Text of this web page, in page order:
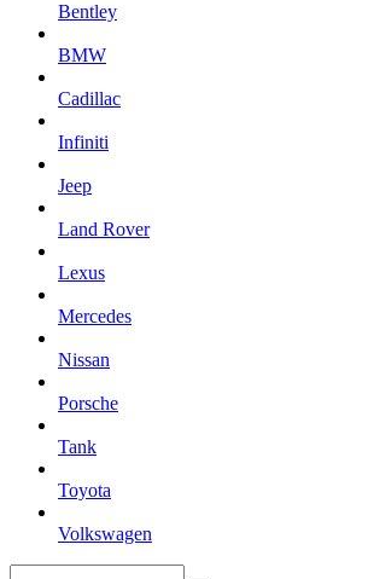
Bentley
BMW
Cadillac
Infiniti
Jeep
Land Rover
Lexus
Mercedes
Nissan
Porsche
Tank
Toyota
Volkswagen